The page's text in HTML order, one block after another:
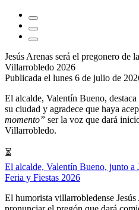
Jesús Arenas será el pregonero de
Villarrobledo 2026
Publicada el lunes 6 de julio de
El alcalde, Valentín Bueno,
su ciudad y agradece que haya
momento” ser la voz que dará
Villarrobledo.
⏳
El alcalde, Valentín Bueno, junto a
Feria y Fiestas 2026
El humorista villarrobledense Jesús